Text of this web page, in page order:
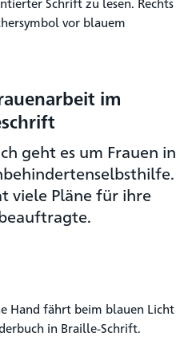
im
geht es um Frauen in
viele Pläne für ihre